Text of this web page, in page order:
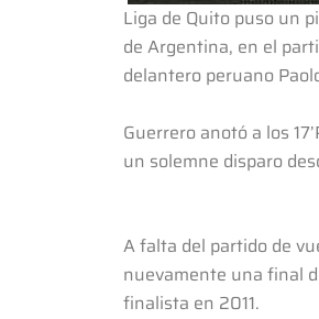
Liga de Quito puso un
de Argentina, en el
delantero peruano
Guerrero anotó a los
un solemne disparo
A falta del partido de
nuevamente una final
finalista en 2011.